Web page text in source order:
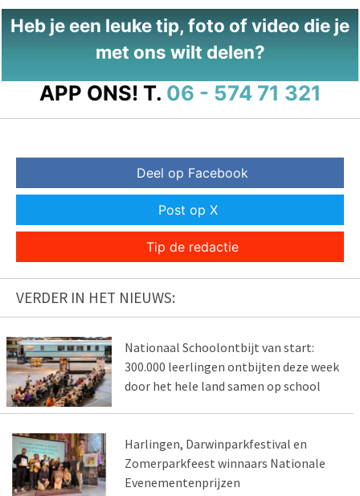
Heb je een leuke tip, foto of video die je
met ons wilt delen?
APP ONS! T. 06 - 574 71 321
Deel op Facebook
Post op X
Tip de redactie
VERDER IN HET NIEUWS:
Nationaal Schoolontbijt van start:
300.000 leerlingen ontbijten deze week
door het hele land samen op school
Harlingen, Darwinparkfestival en
Zomerparkfeest winnaars Nationale
Evenementenprijzen